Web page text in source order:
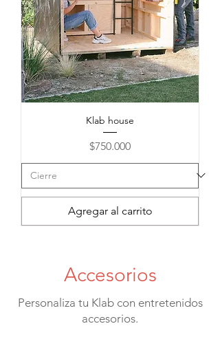
Klab house
Precio
$750.000
Agregar al carrito
Accesorios
Personaliza tu Klab con entretenidos
accesorios.